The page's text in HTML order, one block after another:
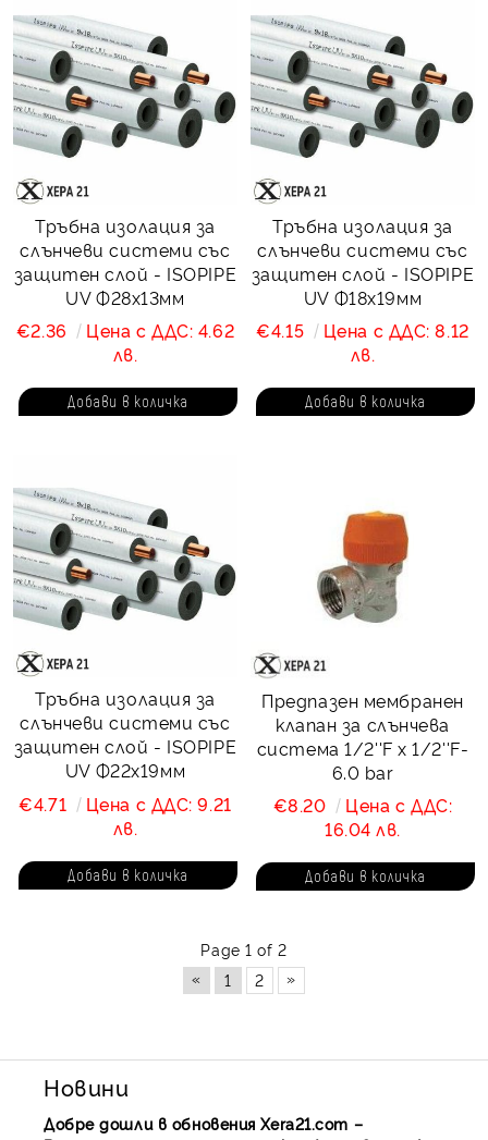
Тръбна изолация за
слънчеви системи със
защитен слой - ISOPIPE
UV Ф28х13мм
€2.36
Цена с ДДС: 4.62
лв.
Тръбна изолация за
слънчеви системи със
защитен слой - ISOPIPE
UV Ф18х19мм
€4.15
Цена с ДДС: 8.12
лв.
Тръбна изолация за
слънчеви системи със
защитен слой - ISOPIPE
UV Ф22х19мм
€4.71
Цена с ДДС: 9.21
лв.
Предпазен мембранен
клапан за слънчева
система 1/2''F x 1/2''F-
6.0 bar
€8.20
Цена с ДДС:
16.04 лв.
Page 1 of 2
«
1 2 »
Новини
Добре дошли в обновения Xera21.com –